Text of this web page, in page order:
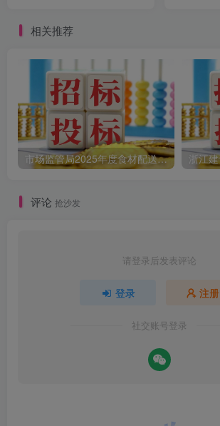
相关推荐
市场监管局2025年度食材配送采购公告
评论 抢沙发
请登录后发表评论
登录 注册
社交账号登录